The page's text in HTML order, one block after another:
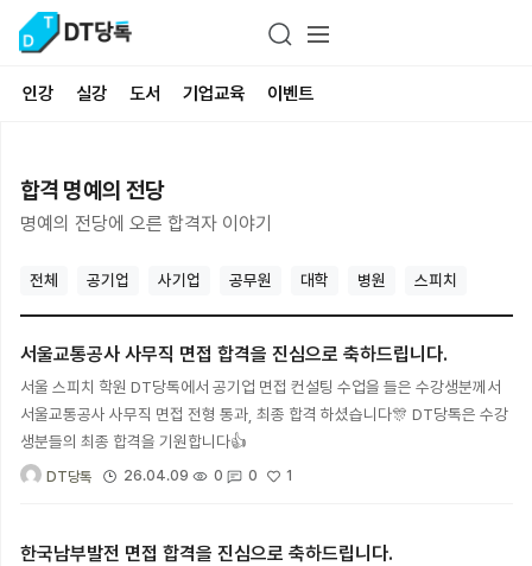
인강 실강 도서 기업교육 이벤트
합격 명예의 전당
명예의 전당에 오른 합격자 이야기
전체 공기업 사기업 공무원 대학 병원 스피치
서울교통공사 사무직 면접 합격을 진심으로 축하드립니다.
서울 스피치 학원 DT당톡에서 공기업 면접 컨설팅 수업을 들은 수강생분께서
서울교통공사 사무직 면접 전형 통과, 최종 합격 하셨습니다🎊 DT당톡은 수강
생분들의 최종 합격을 기원합니다👍
DT당톡 26.04.09 0 0 1
한국남부발전 면접 합격을 진심으로 축하드립니다.